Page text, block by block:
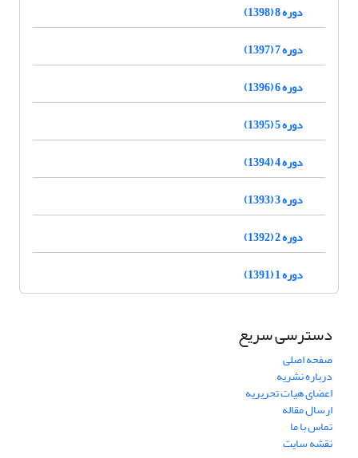
دوره 8 (1398)
دوره 7 (1397)
دوره 6 (1396)
دوره 5 (1395)
دوره 4 (1394)
دوره 3 (1393)
دوره 2 (1392)
دوره 1 (1391)
دسترسی سریع
صفحه اصلی
درباره نشریه
اعضای هیات تحریریه
ارسال مقاله
تماس با ما
نقشه سایت